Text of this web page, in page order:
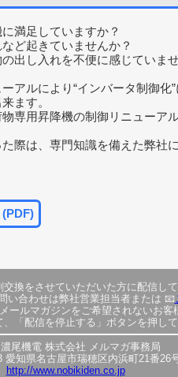
満足していますか？
ど起きていませんか？
出し入れを不便に感じていま
アルにより“インバータ制御化
ます。
専用昇降機の制御リニューア
際は、専門知識を備えた弊社
換をさせていただいた方に配信し
い合わせは弊社営業担当者または 📧
ールマガジンをご希望されないお客
、「配信を停止する」ボタンを押し
尾機電 株式会社 メルマガ事務局
愛知県名古屋市瑞穂区内浜町21番26
http://www.nobikiden.co.jp